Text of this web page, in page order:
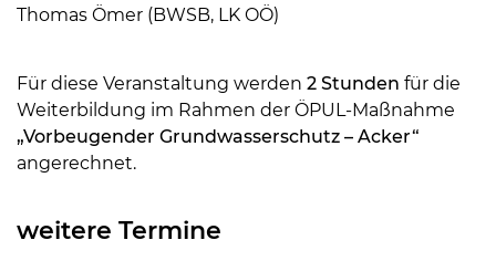
Thomas Ömer (BWSB, LK OÖ)
Für diese Veranstaltung werden 2 Stunden für die
Weiterbildung im Rahmen der ÖPUL-Maßnahme
„Vorbeugender Grundwasserschutz – Acker“
angerechnet.
weitere Termine